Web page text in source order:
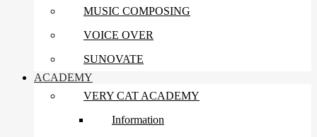
MUSIC COMPOSING
VOICE OVER
SUNOVATE
ACADEMY
VERY CAT ACADEMY
Information